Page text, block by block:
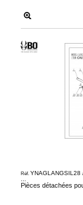
Pièces détachées
Réf. YNAGLANGSIL28